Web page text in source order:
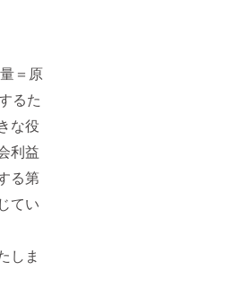
＝原
るた
な役
利益
る第
てい
しま